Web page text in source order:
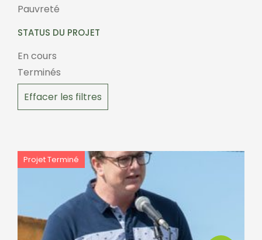
Pauvreté
STATUS DU PROJET
En cours
Terminés
Effacer les filtres
Projet Terminé